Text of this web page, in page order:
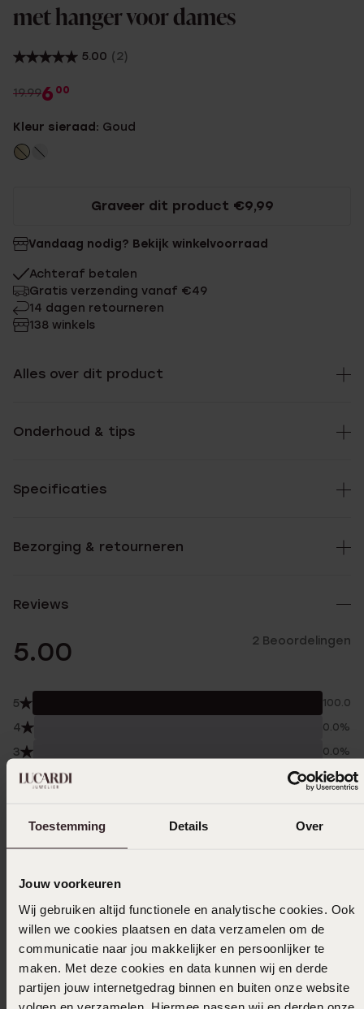
Toestemming Details Over
Jouw voorkeuren
Wij gebruiken altijd functionele en analytische cookies. Ook
willen we cookies plaatsen en data verzamelen om de
communicatie naar jou makkelijker en persoonlijker te
maken. Met deze cookies en data kunnen wij en derde
partijen jouw internetgedrag binnen en buiten onze website
volgen en verzamelen. Hiermee passen wij en derden onze
met hanger voor dames
5.00 (2)
19.996 00
Kleur sieraad: Goud
Graveer dit product €9,99
Vandaag nodig? Bekijk winkelvoorraad
Achteraf betalen
Gratis verzending vanaf €49
14 dagen retourneren
138 winkels
Alles over dit product
Onderhoud & tips
Specificaties
Bezorging & retourneren
Reviews
5.00 2 Beoordelingen
5 100.0%
4 0.0%
3 0.0%
2 0.0%
Filter
25-04-2024 - Marleen M.
Ik ben heel blij met mijn aankoop! De ketting
is mooi en leuk genoeg om op te vallen en